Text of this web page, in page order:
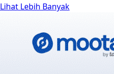
Lihat Lebih Banyak